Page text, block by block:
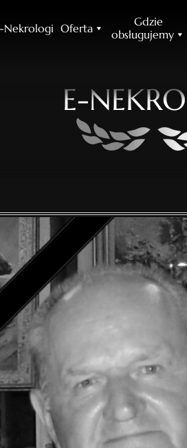
Nekrologi Oferta
Gdzie
obsługujemy
E-